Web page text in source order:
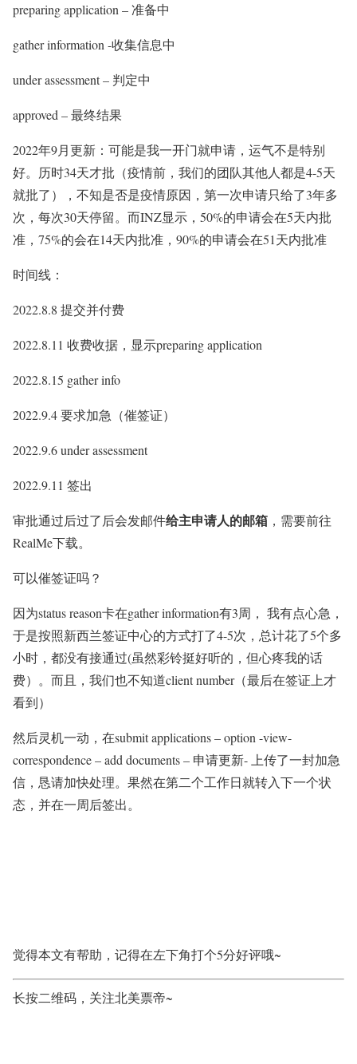
preparing application – 准备中
gather information -收集信息中
under assessment – 判定中
approved – 最终结果
2022年9月更新：可能是我一开门就申请，运气不是特别
好。历时34天才批（疫情前，我们的团队其他人都是4-5天
就批了），不知是否是疫情原因，第一次申请只给了3年多
次，每次30天停留。而INZ显示，50%的申请会在5天内批
准，75%的会在14天内批准，90%的申请会在51天内批准
时间线：
2022.8.8 提交并付费
2022.8.11 收费收据，显示preparing application
2022.8.15 gather info
2022.9.4 要求加急（催签证）
2022.9.6 under assessment
2022.9.11 签出
审批通过后过了后会发邮件给主申请人的邮箱 ，需要前往
RealMe下载。
可以催签证吗？
因为status reason卡在gather information有3周， 我有点心急，
于是按照新西兰签证中心的方式打了4-5次，总计花了5个多
小时，都没有接通过(虽然彩铃挺好听的，但心疼我的话
费）。而且，我们也不知道client number（最后在签证上才
看到）
然后灵机一动，在submit applications – option -view-
correspondence – add documents – 申请更新- 上传了一封加急
信，恳请加快处理。果然在第二个工作日就转入下一个状
态，并在一周后签出。
觉得本文有帮助，记得在左下角打个5分好评哦~
长按二维码，关注北美票帝~